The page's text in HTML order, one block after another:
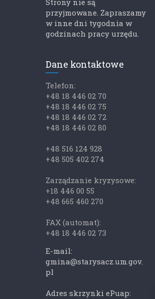
przyjmowane. Zapraszamy
w inne dni tygodnia w
godzinach pracy urzędu.
Dane kontaktowe
Telefon:
+48 18 446 02 70
+48 18 446 02 75
+48 18 446 02 72
+48 18 446 02 80
+48 516 124 928
+48 505 402 274
Zarządzanie kryzysowe:
+18 446 00 55
+48 665 460 270
FAX (automat):
+48 18 446 02 73
E-mail:
gmina@starysacz.um.gov.
pl
Adres skrzynki ePuap: